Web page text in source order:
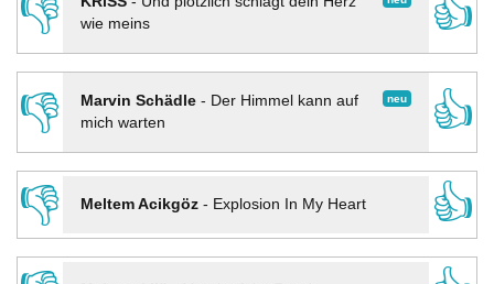
👎
wie meins
👍
👎 neu
Marvin Schädle- Der Himmel kann auf
mich warten
👍
👎
Meltem Acikgöz- Explosion In My Heart
👍